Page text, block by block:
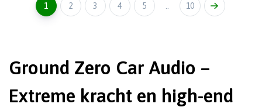
1 2 3 4 5 10
Ground Zero Car Audio –
Extreme kracht en high-end